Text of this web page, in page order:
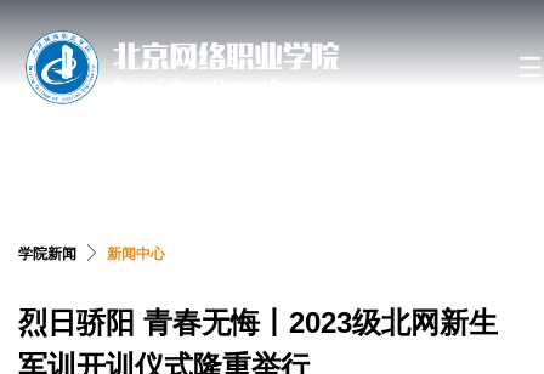
学院新闻 新闻中心
烈日骄阳 青春无悔丨2023级北网新生
军训开训仪式隆重举行